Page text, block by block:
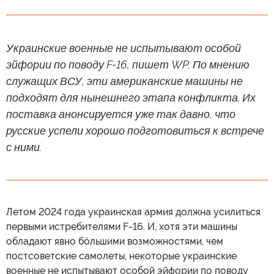
Украинские военные не испытывают особой
эйфории по поводу F-16, пишет WP. По мнению
служащих ВСУ, эти американские машины не
подходят для нынешнего этапа конфликта. Их
поставка анонсируется уже так давно, что
русские успели хорошо подготовиться к встрече
с ними.
Летом 2024 года украинская армия должна усилиться
первыми истребителями F-16. И, хотя эти машины
обладают явно бóльшими возможностями, чем
постсоветские самолеты, некоторые украинские
военные не испытывают особой эйфории по поводу